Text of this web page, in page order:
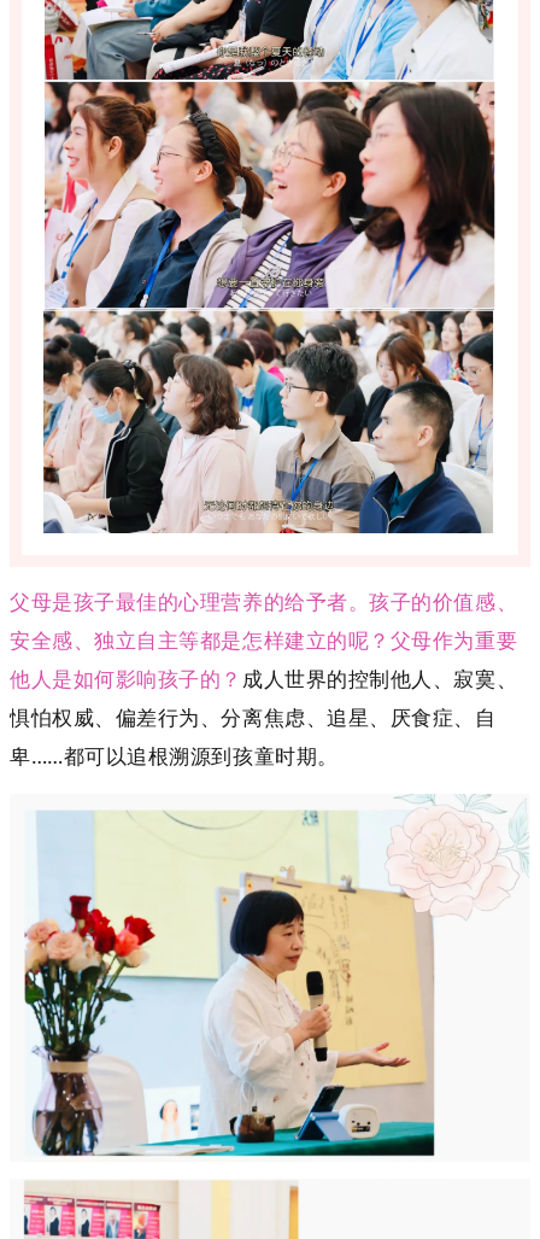
父母是孩子最佳的心理营养的给予者。孩子的价值感、
安全感、独立自主等都是怎样建立的呢？父母作为重要
他人是如何影响孩子的？ 成人世界的控制他人、寂寞、
惧怕权威、偏差行为、分离焦虑、追星、厌食症、自
卑……都可以追根溯源到孩童时期。